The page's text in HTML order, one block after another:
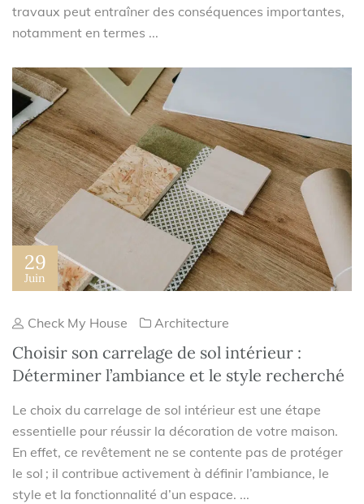
travaux peut entraîner des conséquences importantes,
notamment en termes ...
29
Juin
Check My House Architecture
Choisir son carrelage de sol intérieur :
Déterminer l’ambiance et le style recherché
Le choix du carrelage de sol intérieur est une étape
essentielle pour réussir la décoration de votre maison.
En effet, ce revêtement ne se contente pas de protéger
le sol ; il contribue activement à définir l’ambiance, le
style et la fonctionnalité d’un espace. ...